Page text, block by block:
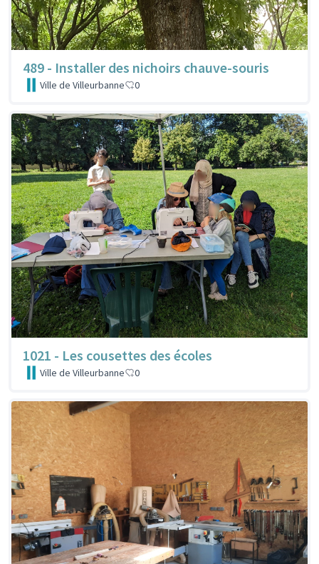
489 - Installer des nichoirs chauve-souris
Ville de Villeurbanne 0
1021 - Les cousettes des écoles
Ville de Villeurbanne 0